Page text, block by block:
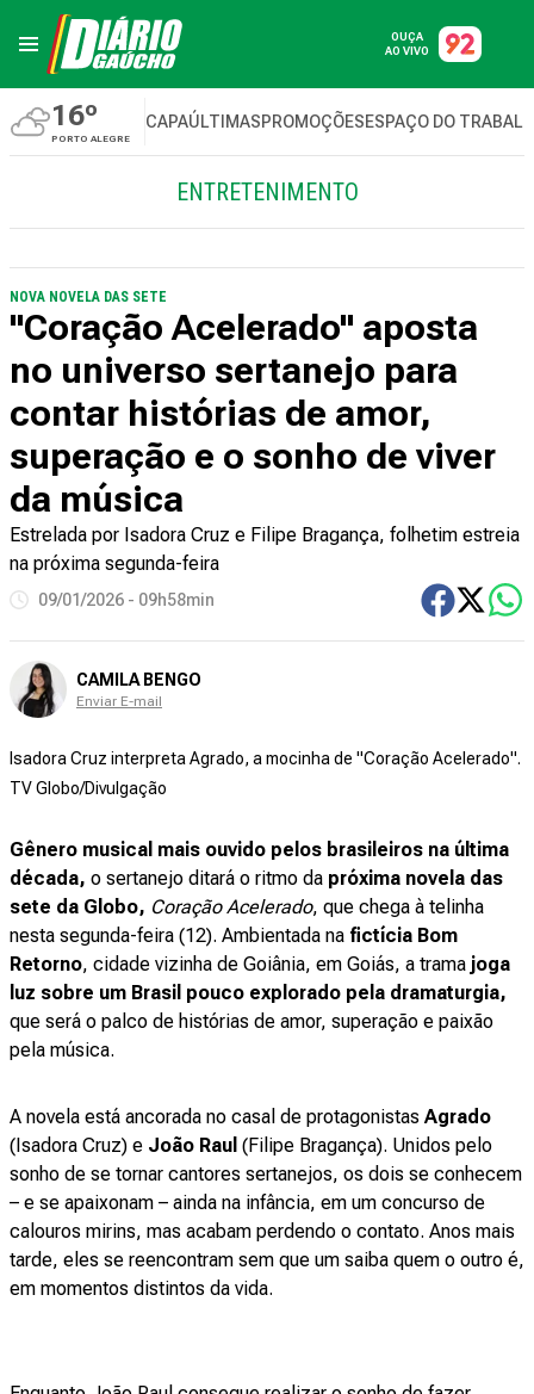
OUÇA
AO VIVO
16º
PORTO ALEGRE
CAPAÚLTIMASPROMOÇÕESESPAÇO DO
ENTRETENIMENTO
NOVA NOVELA DAS SETE
"Coração Acelerado" aposta
no universo sertanejo para
contar histórias de amor,
superação e o sonho de viver
da música
Estrelada por Isadora Cruz e Filipe Bragança, folhetim estreia
na próxima segunda-feira
09/01/2026 - 09h58min
CAMILA BENGO
Enviar E-mail
Isadora Cruz interpreta Agrado, a mocinha de "Coração Acelerado".
TV Globo/Divulgação
Gênero musical mais ouvido pelos brasileiros na última
década, o sertanejo ditará o ritmo da próxima novela das
sete da Globo, Coração Acelerado, que chega à telinha
nesta segunda-feira (12). Ambientada na fictícia Bom
Retorno, cidade vizinha de Goiânia, em Goiás, a trama joga
luz sobre um Brasil pouco explorado pela dramaturgia,
que será o palco de histórias de amor, superação e paixão
pela música.
A novela está ancorada no casal de protagonistas Agrado
(Isadora Cruz) e João Raul (Filipe Bragança). Unidos pelo
sonho de se tornar cantores sertanejos, os dois se conhecem
– e se apaixonam – ainda na infância, em um concurso de
calouros mirins, mas acabam perdendo o contato. Anos mais
tarde, eles se reencontram sem que um saiba quem o outro é,
em momentos distintos da vida.